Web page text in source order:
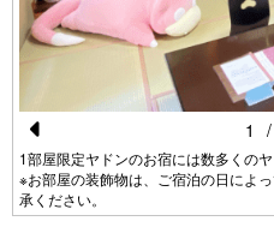
Pr
e
1部屋限定ヤドンのお宿には数多くの
※お部屋の装飾物は、ご宿泊の日によ
承ください。
1 /